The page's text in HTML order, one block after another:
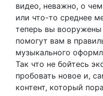
видео, неважно, о
или что-то среднее
теперь вы
помогут вам в
музыкального
Так что не бойтесь
пробовать новое и,
контент, который